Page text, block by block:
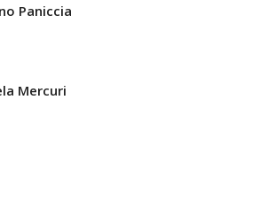
Paniccia
Mercuri